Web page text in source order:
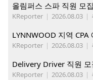
올림퍼스 스파 직원 모집
KReporter | 2026.08.03 |
KReporter | 2026.08.03 |
Delivery Driver 직원
KReporter | 2026.08.03 |